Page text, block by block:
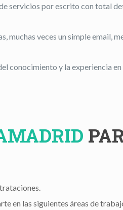
servicios por escrito con total
muchas veces un simple email,
conocimiento y la experiencia
en las siguientes áreas de